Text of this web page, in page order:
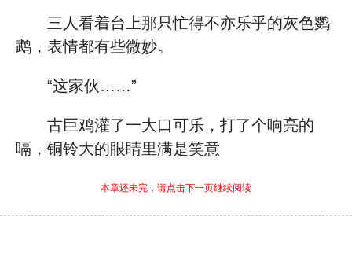
三人看着台上那只忙得不亦乐乎的灰色鹦
鹉，表情都有些微妙。
“这家伙……”
古巨鸡灌了一大口可乐，打了个响亮的
嗝，铜铃大的眼睛里满是笑意
本章还未完，请点击下一页继续阅读